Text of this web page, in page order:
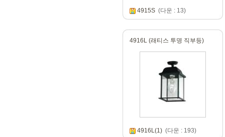
4915S(다운 : 13)
4916L (래티스 투명 직부등)
4916L(1)(다운 : 193)